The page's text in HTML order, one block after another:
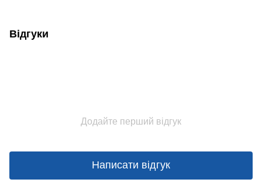
Відгуки
Додайте перший відгук
Написати відгук